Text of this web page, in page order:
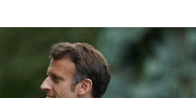
つい
インタビュー
写真
動画